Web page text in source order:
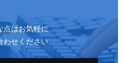
点はお気軽に
わせください